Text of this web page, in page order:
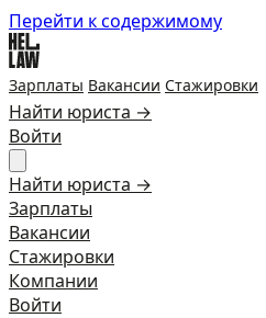
Перейти к содержимому
Зарплаты Вакансии Стажировки
Найти юриста →
Войти
Найти юриста →
Зарплаты
Вакансии
Стажировки
Компании
Войти